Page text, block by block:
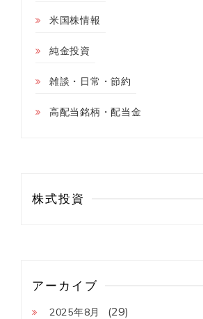
米国株情報
純金投資
雑談・日常・節約
高配当銘柄・配当金
株式投資
アーカイブ
2025年8月 (29)